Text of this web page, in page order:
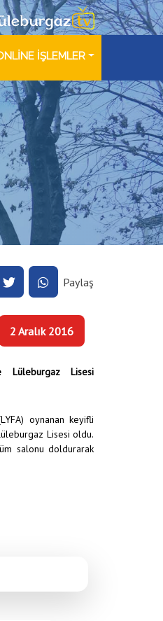
İŞLEMLER
Paylaş
2 Aralık 2016
Lüleburgaz Lisesi
oynanan keyifli
Lisesi oldu.
salonu doldurarak